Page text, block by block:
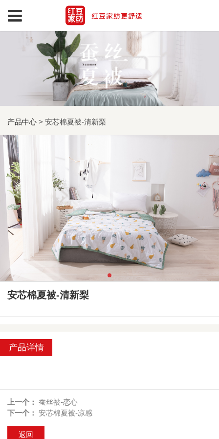
产品中心 >安芯棉夏被-清新梨
安芯棉夏被-清新梨
产品详情
上一个：蚕丝被-恋心
下一个：安芯棉夏被-凉感
返回